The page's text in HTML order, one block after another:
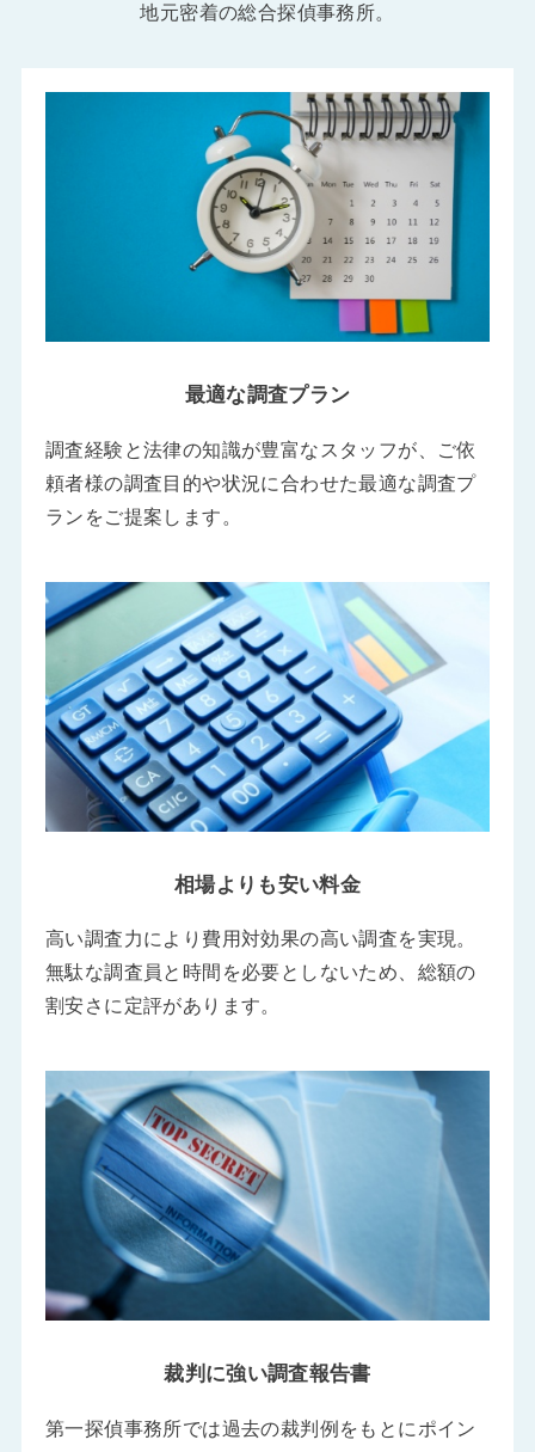
地元密着の総合探偵事務所。
最適な調査プラン
調査経験と法律の知識が豊富なスタッフが、ご依
頼者様の調査目的や状況に合わせた最適な調査プ
ランをご提案します。
相場よりも安い料金
高い調査力により費用対効果の高い調査を実現。
無駄な調査員と時間を必要としないため、総額の
割安さに定評があります。
裁判に強い調査報告書
第一探偵事務所では過去の裁判例をもとにポイン